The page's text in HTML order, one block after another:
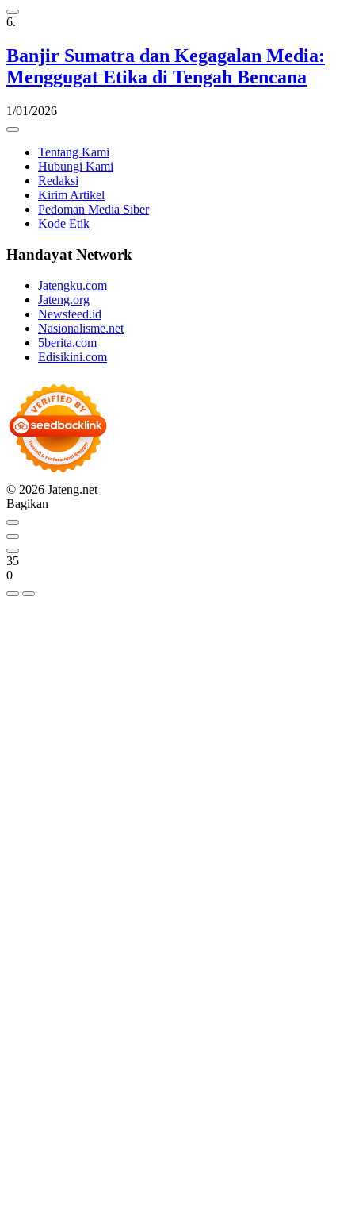
6.
Banjir Sumatra dan Kegagalan Media:
Menggugat Etika di Tengah Bencana
1/01/2026
Tentang Kami
Hubungi Kami
Redaksi
Kirim Artikel
Pedoman Media Siber
Kode Etik
Handayat Network
Jatengku.com
Jateng.org
Newsfeed.id
Nasionalisme.net
5berita.com
Edisikini.com
© 2026 Jateng.net
Bagikan
35
0